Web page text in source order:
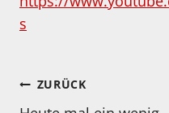
s
ZURÜCK